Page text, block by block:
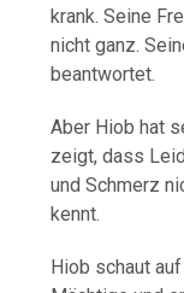
krank. Seine
nicht ganz.
beantwortet.
Aber Hiob hat
zeigt, dass
und Schmerz
kennt.
Hiob schaut